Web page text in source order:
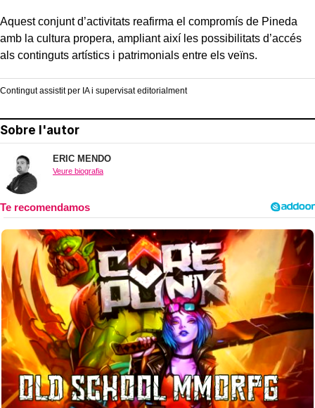
Aquest conjunt d’activitats reafirma el compromís de Pineda
amb la cultura propera, ampliant així les possibilitats d’accés
als continguts artístics i patrimonials entre els veïns.
Contingut assistit per IA i supervisat editorialment
Sobre l'autor
ERIC MENDO
Veure biografia